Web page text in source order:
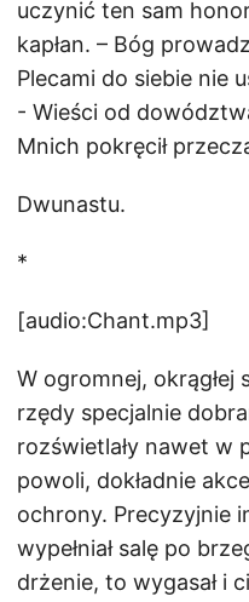
uczynić ten sam
kapłan. – Bóg
Plecami do siebie nie
- Wieści od
Mnich pokręcił
Dwunastu.
*
[audio:Chant.mp3]
W ogromnej,
rzędy specjalnie
rozświetlały nawet w
powoli, dokładnie
ochrony. Precyzyjnie
wypełniał salę po
drżenie, to wygasał i